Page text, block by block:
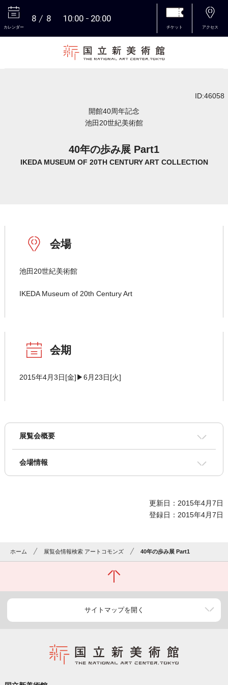
カレンダー
8 8 10:00 20:00
チケット アクセス
ID:46058
開館40周年記念
池田20世紀美術館
40年の歩み展 Part1
IKEDA MUSEUM OF 20TH CENTURY ART COLLECTION
会場
池田20世紀美術館
IKEDA Museum of 20th Century Art
会期
2015年4月3日[金]▶6月23日[火]
展覧会概要
会場情報
更新日：2015年4月7日
登録日：2015年4月7日
ホーム 展覧会情報検索 アートコモンズ 40年の歩み展 Part1
サイトマップを開く